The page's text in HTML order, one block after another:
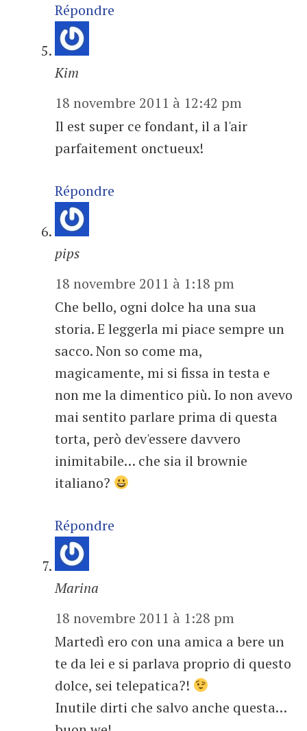
Répondre
Kim
18 novembre 2011 à 12:42 pm
Il est super ce fondant, il a l'air
parfaitement onctueux!
Répondre
pips
18 novembre 2011 à 1:18 pm
Che bello, ogni dolce ha una sua
storia. E leggerla mi piace sempre un
sacco. Non so come ma,
magicamente, mi si fissa in testa e
non me la dimentico più. Io non avevo
mai sentito parlare prima di questa
torta, però dev'essere davvero
inimitabile… che sia il brownie
italiano?
Répondre
Marina
18 novembre 2011 à 1:28 pm
Martedì ero con una amica a bere un
te da lei e si parlava proprio di questo
dolce, sei telepatica?!
Inutile dirti che salvo anche questa…